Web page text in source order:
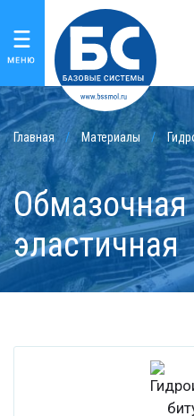
Главная Материалы
эластичная